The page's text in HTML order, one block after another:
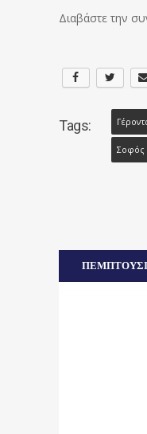
Διαβάστε την
Tags:
Σοφός